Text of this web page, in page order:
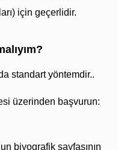
için geçerlidir.
standart yöntemdir..
üzerinden başvurun:
biyografik sayfasının